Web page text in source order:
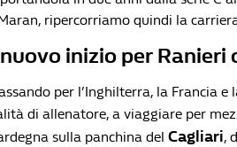
ripercorriamo quindi la
inizio per Ranieri
per l’Inghilterra, la Francia
di allenatore, a viaggiare per
sulla panchina del Cagliari,